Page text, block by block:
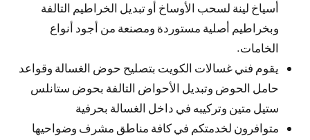
أسياخ لينة لسحب الأوساخ أو تبديل الخراطيم التالفة
وبخراطيم أصلية مستوردة ومصنعة من أجود أنواع
الخامات.
يقوم فني غسالات الكويت بتصليح حوض الغسالة وقواعد
حامل الحوض وتبديل الأحواض التالفة بحوض ستانلس
ستيل متين وتركيبه في داخل الغسالة بحرفية
متوافرون لخدمتكم في كافة مناطق مشرف وضواحيها